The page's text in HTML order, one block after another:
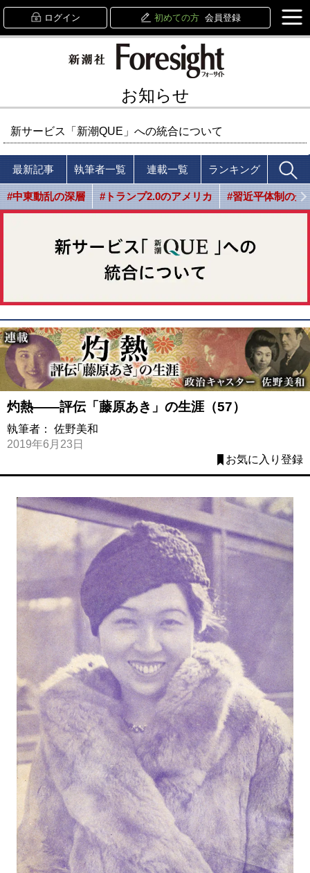
ログイン 初めての方 会員登録
お知らせ
新サービス「新潮QUE」への統合について
最新記事 執筆者一覧 連載一覧 ランキング
#中東動乱の深層 #トランプ2.0のアメリカ #習近平体制の光
灼熱――評伝「藤原あき」の生涯（57）
執筆者： 佐野美和
2019年6月23日
お気に入り登録